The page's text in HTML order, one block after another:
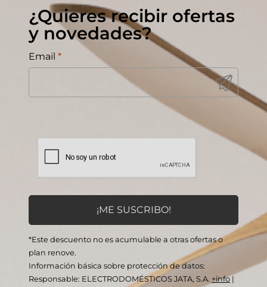
¿Quieres recibir ofertas
y novedades?
Email *
*Este descuento no es acumulable a otras ofertas o
plan renove.
Información básica sobre protección de datos:
Responsable: ELECTRODOMÉSTICOS JATA, S.A. +info |